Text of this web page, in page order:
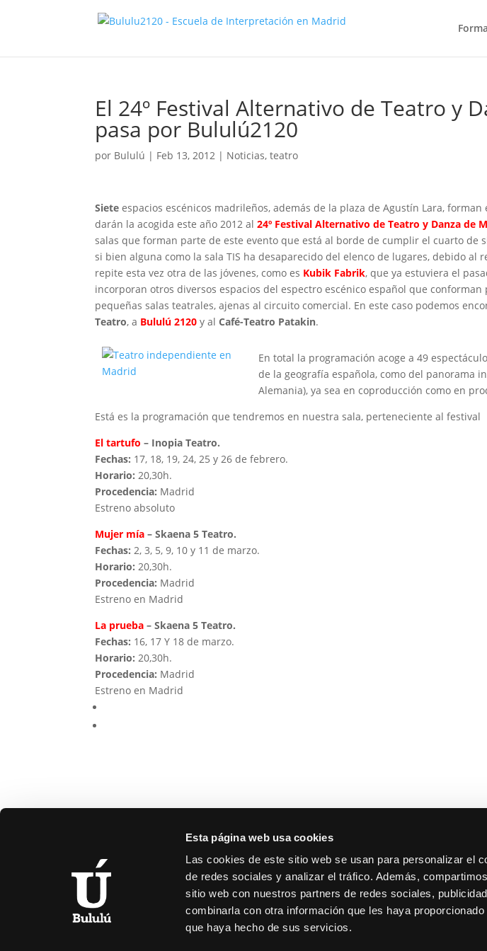
Esta página web usa cookies
Las cookies de este sitio web se usan para personalizar el
de redes sociales y analizar el tráfico. Además,
sitio web con nuestros partners de redes sociales,
combinarla con otra información que les haya
que haya hecho de sus servicios.
El 24º Festival Alternativo de Teatro y
pasa por Bululú2120
por Bululú | Feb 13, 2012 | Noticias,teatro
Siete espacios escénicos madrileños, además de la plaza de Agustín Lara,
darán la acogida este año 2012 al24º Festival Alternativo de Teatro y Danza de
salas que forman parte de este evento que está al borde de cumplir el cuarto de
si bien alguna como la sala TIS ha desaparecido del elenco de lugares, debido al
repite esta vez otra de las jóvenes, como es Kubik Fabrik, que ya estuviera el
incorporan otros diversos espacios del espectro escénico español que
pequeñas salas teatrales, ajenas al circuito comercial. En este caso podemos
Teatro, a Bululú 2120 y alCafé-Teatro Patakin.
En total la programación acoge a 49
de la geografía española, como del panorama
Alemania), ya sea en coproducción como en
Está es la programación que tendremos en nuestra sala, perteneciente al festival
El tartufo – Inopia Teatro.
Fechas: 17, 18, 19, 24, 25 y 26 de febrero.
Horario: 20,30h.
Procedencia: Madrid
Estreno absoluto
Mujer mía – Skaena 5 Teatro.
Fechas: 2, 3, 5, 9, 10 y 11 de marzo.
Horario: 20,30h.
Procedencia: Madrid
Estreno en Madrid
La prueba – Skaena 5 Teatro.
Fechas: 16, 17 Y 18 de marzo.
Horario: 20,30h.
Procedencia: Madrid
Estreno en Madrid
C/ Tarragona, 17. Madrid.
913600193.